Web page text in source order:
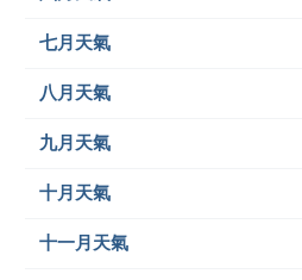
七月天氣
八月天氣
九月天氣
十月天氣
十一月天氣